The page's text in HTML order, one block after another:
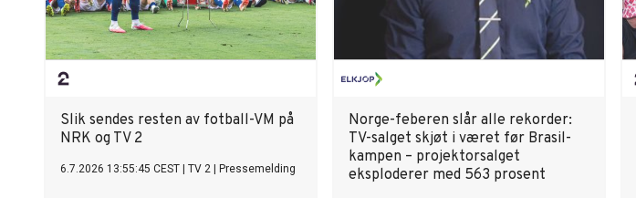
Slik sendes resten av fotball-VM på
NRK og TV 2
6.7.2026 13:55:45 CEST TV 2 Pressemelding
Norge-feberen slår alle rekorder:
TV-salget skjøt i været før Brasil-
kampen – projektorsalget
eksploderer med 563 prosent